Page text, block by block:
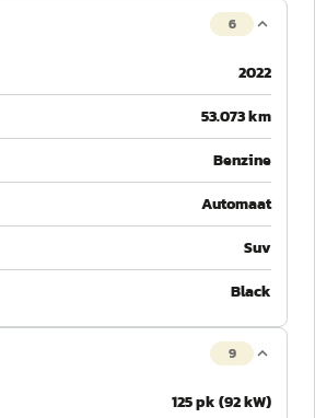
6
2022
53.073 km
Benzine
Automaat
Suv
Black
9
125 pk (92 kW)